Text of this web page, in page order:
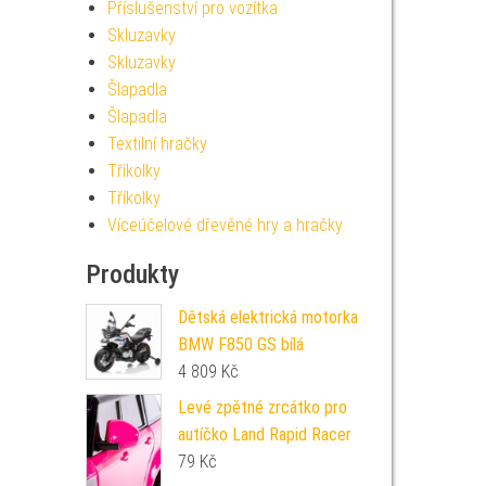
Příslušenství pro vozítka
Skluzavky
Skluzavky
Šlapadla
Šlapadla
Textilní hračky
Tříkolky
Tříkolky
Víceúčelové dřevěné hry a hračky
Produkty
Dětská elektrická motorka
BMW F850 GS bílá
4 809 Kč
Levé zpětné zrcátko pro
autíčko Land Rapid Racer
79 Kč